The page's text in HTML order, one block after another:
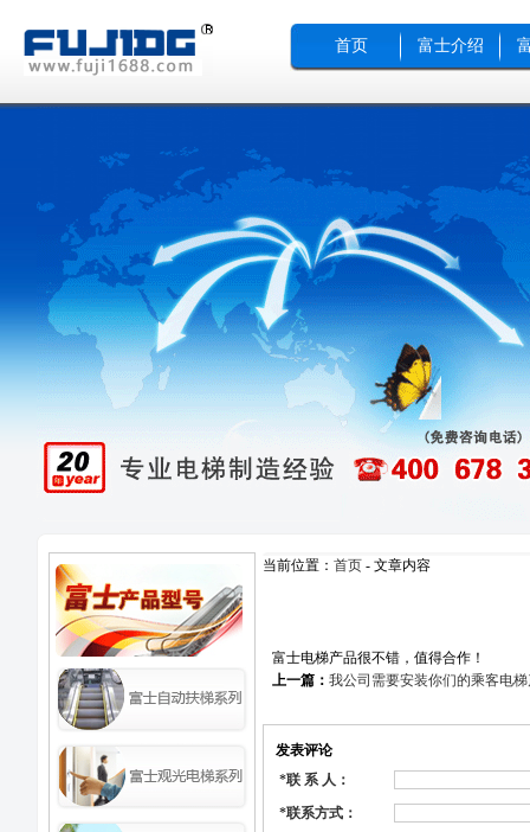
首页 富士介绍
当前位置： 首页 - 文章内容
富士电梯产品很不错，值得合作！
上一篇： 我公司需要安装你们的乘客电
发表评论
*联 系 人：
*联系方式：